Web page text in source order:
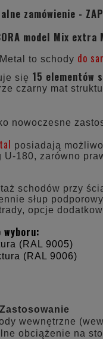
zamówienie -
model Mix
to schody do
się 15 elementów
czarny mat
nowoczesne
posiadają
180, zarówno
schodów przy
słup
opcje
wyboru:
(RAL 9005)
(RAL 9006)
wewnętrzne
obciążenie na